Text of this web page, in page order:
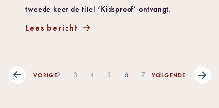
tweede keer de titel ‘Kidsproof’ ontvangt.
Lees bericht
VORIGE2 3 4 5 6 7 8
VOLGENDE